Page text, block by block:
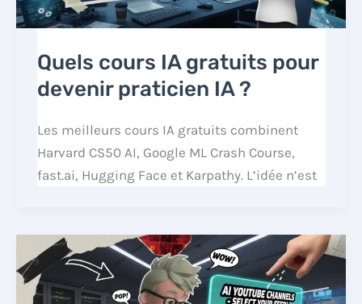
Quels cours IA gratuits pour
devenir praticien IA ?
Les meilleurs cours IA gratuits combinent
Harvard CS50 AI, Google ML Crash Course,
fast.ai, Hugging Face et Karpathy. L’idée n’est